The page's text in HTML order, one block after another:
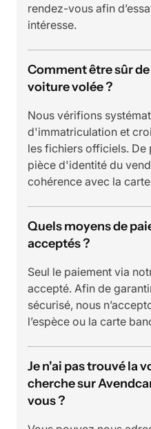
rendez-vous afin
intéresse.
Comment être sûr
voiture volée ?
Nous vérifions
d'immatriculation et
les fichiers officiels. De
pièce d'identité du
cohérence avec la
Quels moyens de
acceptés ?
Seul le paiement via
accepté. Afin de
sécurisé, nous
l’espèce ou la carte
Je n'ai pas trouvé la
cherche sur
vous ?